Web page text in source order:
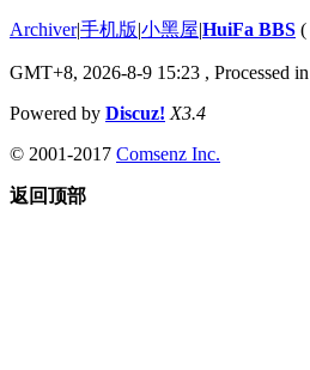
Archiver|手机版|小黑屋|HuiFa BBS (
GMT+8, 2026-8-9 15:23 , Processed
Powered by Discuz! X3.4
© 2001-2017 Comsenz Inc.
返回顶部